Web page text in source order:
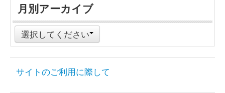
月別アーカイブ
選択してください
サイトのご利用に際して